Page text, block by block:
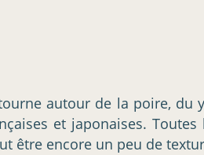
autour de la poire, du
et japonaises.
être encore un peu de